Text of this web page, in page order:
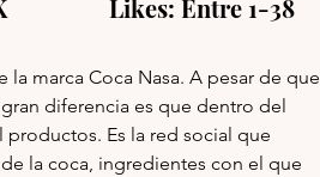
              Likes: Entre 1-38
marca Coca Nasa. A pesar de que
diferencia es que dentro del
Es la red social que
la coca, ingredientes con el que